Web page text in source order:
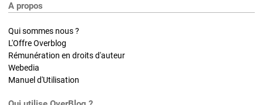
A propos
Qui sommes nous ?
L'Offre Overblog
Rémunération en droits d'auteur
Webedia
Manuel d'Utilisation